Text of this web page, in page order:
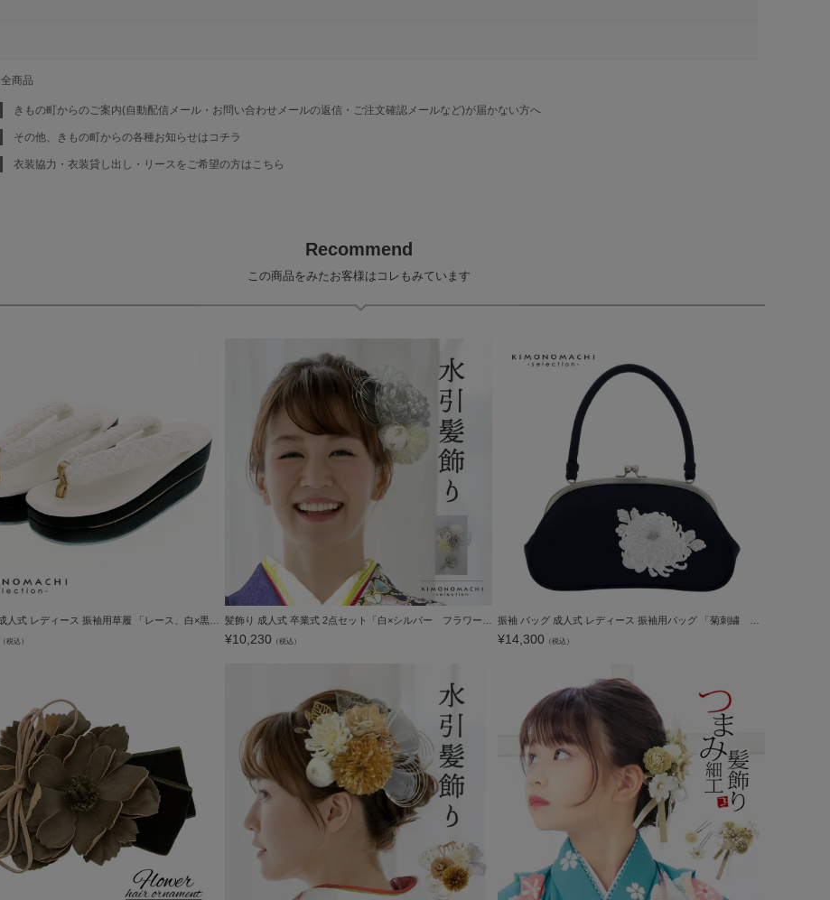
全商品
きもの町からのご案内(自動配信メール・お問い合わせメールの返信・ご注文確認メールなど)が届かない方へ
その他、きもの町からの各種お知らせはコチラ
衣装協力・衣装貸し出し・リースをご希望の方はこちら
Recommend
この商品をみたお客様はコレもみています
（税込） ¥10,230 （税込） ¥14,300 （税込）